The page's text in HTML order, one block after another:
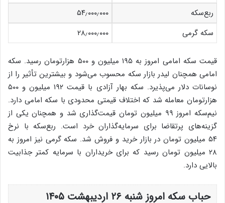
ربع‌سکه
۵۴٫۰۰۰٫۰۰۰
سکه گرمی
۲۸٫۰۰۰٫۰۰۰
قیمت سکه امامی امروز به ۱۹۵ میلیون و ۵۰۰ هزارتومان رسید. سکه
امامی همچنان لیدر بازار سکه محسوب می‌شود و بیشترین تأثیر را از
نوسانات دلار می‌پذیرد. سکه بهار آزادی با قیمت ۱۹۲ میلیون و ۵۰۰
هزارتومان معامله شد که اختلاف قیمتی محدودی با سکه امامی دارد.
نیم‌سکه امروز ۹۹ میلیون تومان قیمت‌گذاری شد و همچنان یکی از
گزینه‌های پرتقاضا برای سرمایه‌گذاران خرد است. ربع‌سکه با نرخ
۵۴ میلیون تومان در بازار خرید و فروش شد. سکه گرمی نیز امروز به
۲۸ میلیون تومان رسید که برای خریداران با سرمایه کمتر جذابیت
بالایی دارد.
حباب سکه امروز شنبه ۲۶ اردیبهشت ۱۴۰۵